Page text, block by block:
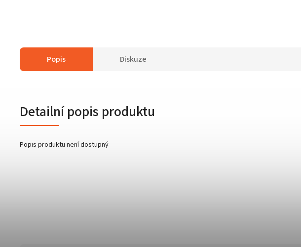
Popis Diskuze
Detailní popis produktu
Popis produktu není dostupný